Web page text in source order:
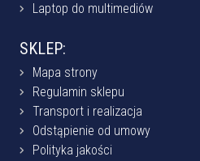
Laptop do multimediów
SKLEP:
Mapa strony
Regulamin sklepu
Transport i realizacja
Odstąpienie od umowy
Polityka jakości